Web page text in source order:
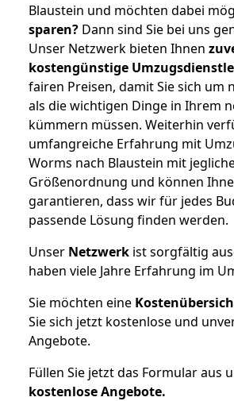
Blaustein und möchten dabei
sparen? Dann sind Sie bei uns
Unser Netzwerk bieten Ihnen
kostengünstige
fairen Preisen, damit Sie sich um
als die wichtigen Dinge in Ihrem
kümmern müssen. Weiterhin
umfangreiche Erfahrung mit
Worms nach Blaustein mit
Größenordnung und können
garantieren, dass wir für jedes
passende Lösung finden werden.
Unser Netzwerk ist sorgfältig
haben viele Jahre Erfahrung im
Sie möchten eine
Sie sich jetzt kostenlose und
Angebote.
Füllen Sie jetzt das Formular aus
kostenloseAngebote.